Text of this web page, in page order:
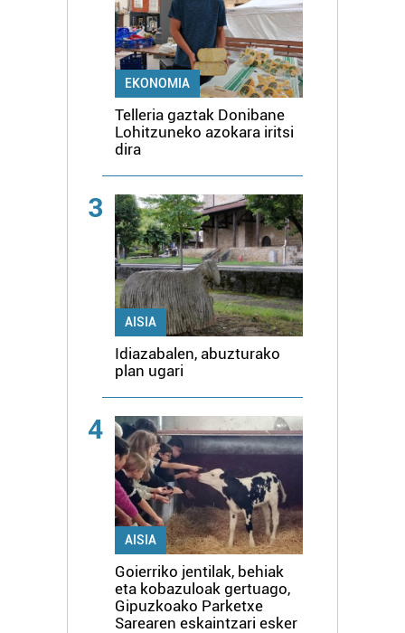
EKONOMIA
Telleria gaztak Donibane
Lohitzuneko azokara iritsi
dira
3
AISIA
Idiazabalen, abuzturako
plan ugari
4
AISIA
Goierriko jentilak, behiak
eta kobazuloak gertuago,
Gipuzkoako Parketxe
Sarearen eskaintzari esker